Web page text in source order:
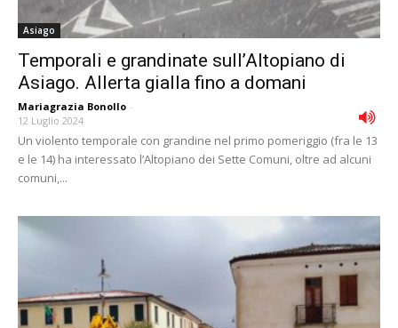
Asiago
Temporali e grandinate sull’Altopiano di
Asiago. Allerta gialla fino a domani
Mariagrazia Bonollo -
12 Luglio 2024
Un violento temporale con grandine nel primo pomeriggio (fra le 13
e le 14) ha interessato l’Altopiano dei Sette Comuni, oltre ad alcuni
comuni,...